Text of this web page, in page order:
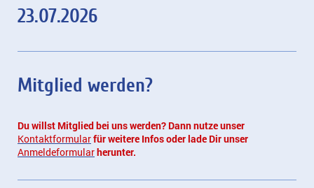
23.07.2026
Mitglied werden?
Du willst Mitglied bei uns werden? Dann nutze unser
Kontaktformularfür weitere Infos oder lade Dir unser
Anmeldeformularherunter.